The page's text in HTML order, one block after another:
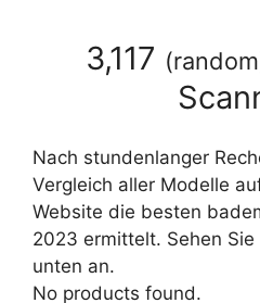
3,117 (random
Nach stundenlanger
Vergleich aller Modelle
Website die besten
2023 ermittelt. Sehen
unten an.
No products found.